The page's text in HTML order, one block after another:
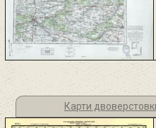
Карти